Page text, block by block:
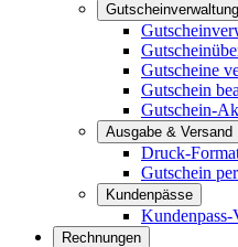
Gutscheinverwaltung
Gutscheine
Gutschein
Gutschein-
Ausgabe & Versand
Druck-
Gutschein
Kundenpässe
Rechnungen